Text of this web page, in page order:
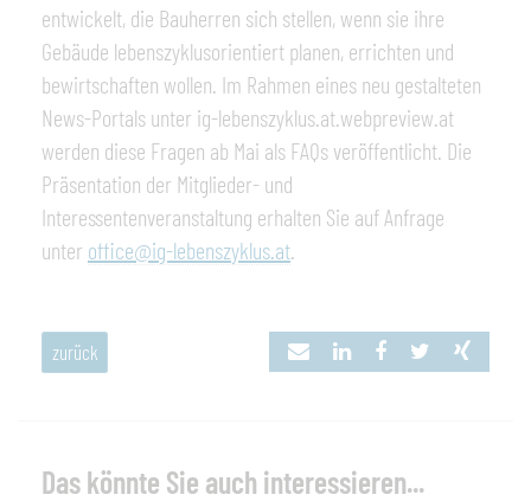
entwickelt, die Bauherren sich stellen, wenn sie ihre
Gebäude lebenszyklusorientiert planen, errichten und
bewirtschaften wollen. Im Rahmen eines neu gestalteten
News-Portals unter ig-lebenszyklus.at.webpreview.at
werden diese Fragen ab Mai als FAQs veröffentlicht. Die
Präsentation der Mitglieder- und
Interessentenveranstaltung erhalten Sie auf Anfrage
unter office@ig-lebenszyklus.at.
zurück
Das könnte Sie auch interessieren...